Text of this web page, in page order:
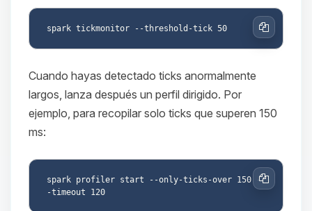
Copiar
Cuando hayas detectado ticks anormalmente
largos, lanza después un perfil dirigido. Por
ejemplo, para recopilar solo ticks que superen 150
ms:
spark profiler start --only-ticks-over 150 -
Copiar